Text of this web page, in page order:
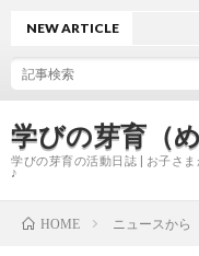
学びの芽育（め
学びの芽育の活動日誌 | お子さ
♪
NEW ARTICLE
HOME ニュースから